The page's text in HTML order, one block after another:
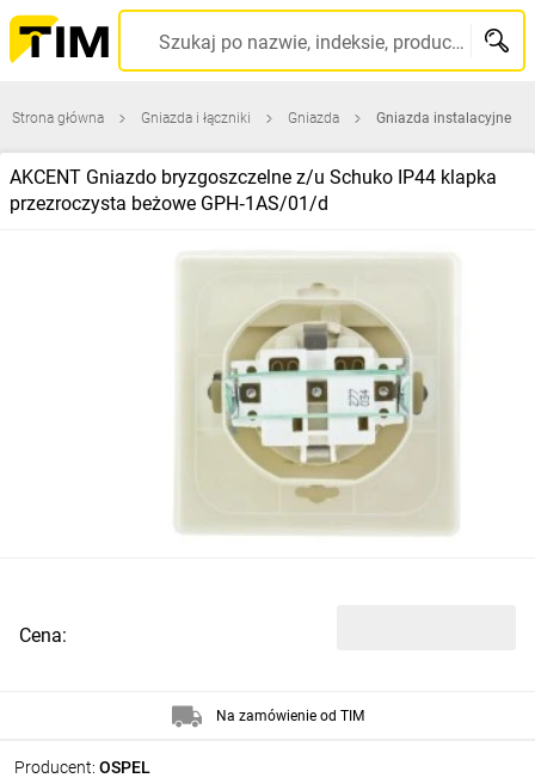
Szukaj po nazwie, indeksie, producencie, kodzie kreskowym...
Strona główna Gniazda i łączniki Gniazda Gniazda instalacyjne
AKCENT Gniazdo bryzgoszczelne z/u Schuko IP44 klapka
przezroczysta beżowe GPH‑1AS/01/d
Producent: OSPEL
Cena:
Na zamówienie od TIM